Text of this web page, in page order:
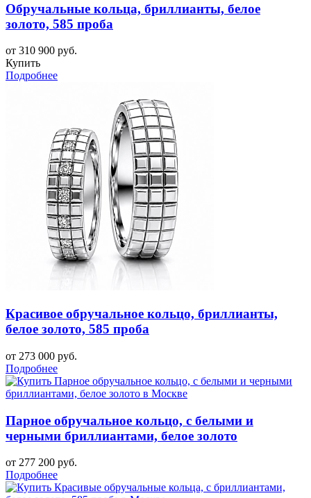
Обручальные кольца, бриллианты, белое
золото, 585 проба
от 310 900 руб.
Купить
Подробнее
Красивое обручальное кольцо, бриллианты,
белое золото, 585 проба
от 273 000 руб.
Подробнее
Парное обручальное кольцо, с белыми и
черными бриллиантами, белое золото
от 277 200 руб.
Подробнее